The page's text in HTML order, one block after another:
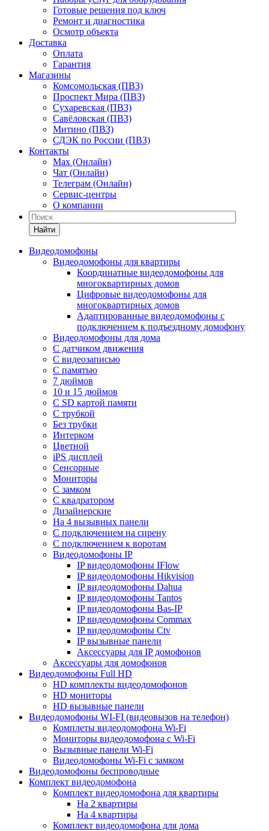
Готовые решения под ключ
Ремонт и диагностика
Осмотр объекта
Доставка
Оплата
Гарантия
Магазины
Комсомольская (ПВЗ)
Проспект Мира (ПВЗ)
Сухаревская (ПВЗ)
Савёловская (ПВЗ)
Митино (ПВЗ)
СДЭК по России (ПВЗ)
Контакты
Max (Онлайн)
Чат (Онлайн)
Телеграм (Онлайн)
Сервис-центры
О компании
Найти
Видеодомофоны
Видеодомофоны для квартиры
Координатные видеодомофоны для
многоквартирных домов
Цифровые видеодомофоны для
многоквартирных домов
Адаптированные видеодомофоны с
подключением к подъездному домофону
Видеодомофоны для дома
С датчиком движения
С видеозаписью
C памятью
7 дюймов
10 и 15 дюймов
С SD картой памяти
С трубкой
Без трубки
Интерком
Цветной
iPS дисплей
Сенсорные
Мониторы
С замком
C квадратором
Дизайнерские
На 4 вызывных панели
С подключением на сирену
С подключением к воротам
Видеодомофоны IP
IP видеодомофоны IFlow
IP видеодомофоны Hikvision
IP видеодомофоны Dahua
IP видеодомофоны Tantos
IP видеодомофоны Bas-IP
IP видеодомофоны Commax
IP видеодомофоны Ctv
IP вызывные панели
Аксессуары для IP домофонов
Аксессуары для домофонов
Видеодомофоны Full HD
HD комплекты видеодомофонов
HD мониторы
HD вызывные панели
Видеодомофоны WI-FI (видеовызов на телефон)
Комплеты видеодомофона Wi-Fi
Мониторы видеодомофона с Wi-Fi
Вызывные панели Wi-Fi
Видеодомофоны Wi-Fi с замком
Видеодомофоны беспроводные
Комплект видеодомофона
Комплект видеодомофона для квартиры
На 2 квартиры
На 4 квартиры
Комплект видеодомофона для дома